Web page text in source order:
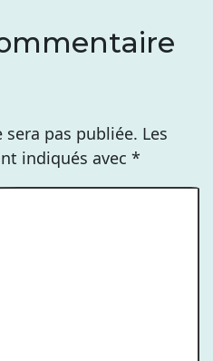
sera pas publiée. Les
indiqués avec *